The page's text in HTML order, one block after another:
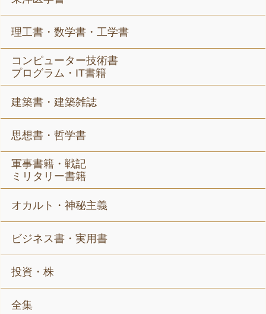
理工書・数学書・工学書
コンピューター技術書
プログラム・IT書籍
建築書・建築雑誌
思想書・哲学書
軍事書籍・戦記
ミリタリー書籍
オカルト・神秘主義
ビジネス書・実用書
投資・株
全集